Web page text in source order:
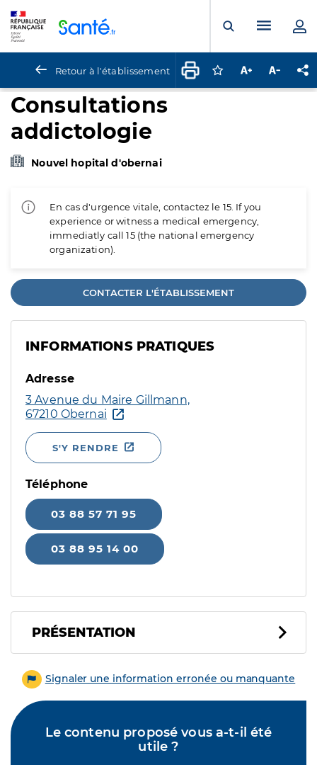
Ouvrir laMenu
Retour à l'établissement Connectez-vous
Augmenter la
Consultations
addictologie
Nouvel hopital d'obernai
En cas d'urgence vitale, contactez le 15. If you
experience or witness a medical emergency,
immediatly call 15 (the national emergency
organization).
CONTACTER L'ÉTABLISSEMENT
INFORMATIONS PRATIQUES
Adresse
3 Avenue du Maire Gillmann,
67210 Obernai
S'Y RENDRE
Téléphone
03 88 57 71 95
03 88 95 14 00
PRÉSENTATION
Signaler une information erronée ou manquante
Le contenu proposé vous a-t-il été
utile ?